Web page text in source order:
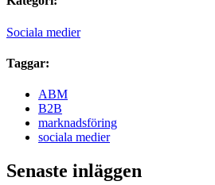
Sociala medier
Taggar:
ABM
B2B
marknadsföring
sociala medier
Senaste inläggen